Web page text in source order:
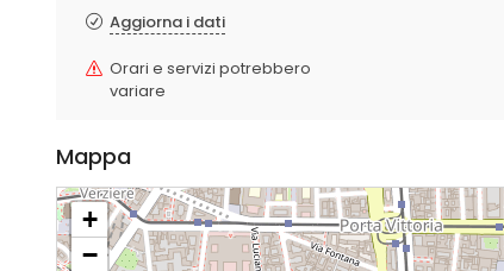
Aggiorna i dati
Orari e servizi potrebbero
variare
Mappa
+
−